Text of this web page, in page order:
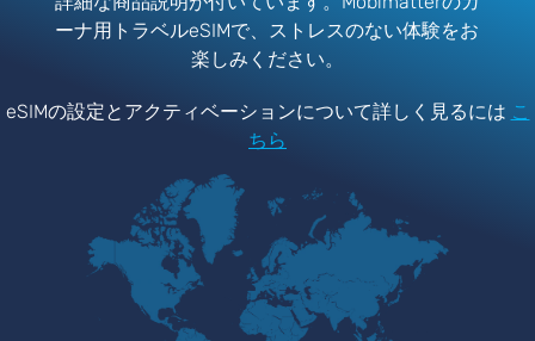
ーナ用トラベルeSIMで、ストレスのない体験をお
楽しみください。
eSIMの設定とアクティベーションについて詳しく見るには こ
ちら